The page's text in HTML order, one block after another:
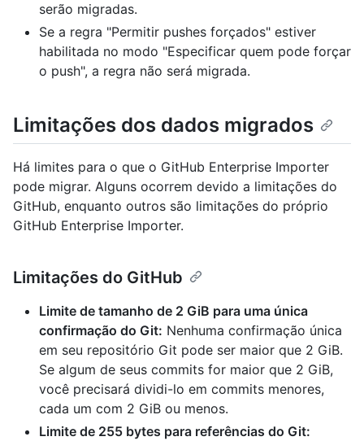
serão migradas.
Se a regra "Permitir pushes forçados" estiver
habilitada no modo "Especificar quem pode forçar
o push", a regra não será migrada.
Limitações dos dados migrados
Há limites para o que o GitHub Enterprise Importer
pode migrar. Alguns ocorrem devido a limitações do
GitHub, enquanto outros são limitações do próprio
GitHub Enterprise Importer.
Limitações do GitHub
Limite de tamanho de 2 GiB para uma única
confirmação do Git: Nenhuma confirmação única
em seu repositório Git pode ser maior que 2 GiB.
Se algum de seus commits for maior que 2 GiB,
você precisará dividi-lo em commits menores,
cada um com 2 GiB ou menos.
Limite de 255 bytes para referências do Git: